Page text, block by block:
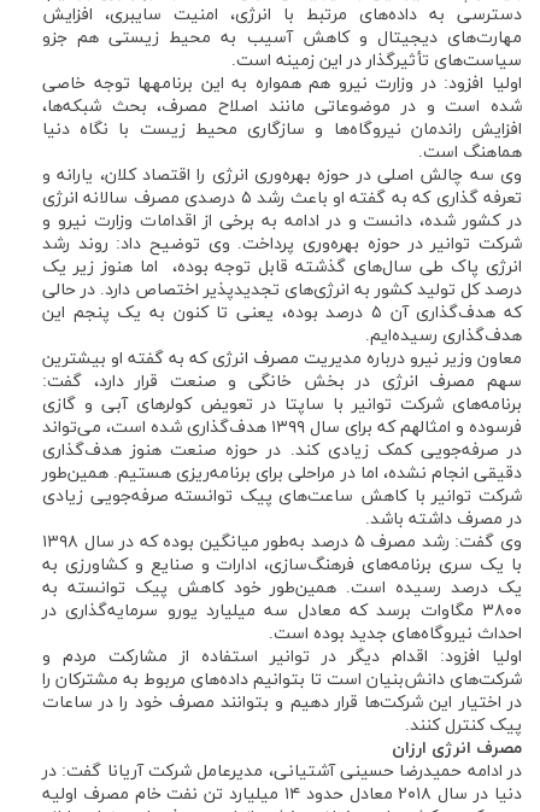
دسترسی به داده‌های مرتبط با انرژی، امنیت سایبری، افزایش
مهارت‌های دیجیتال و کاهش آسیب به محیط زیستی هم جزو
سیاست‌های تأثیرگذار در این زمینه است.
اولیا افزود: در وزارت نیرو هم همواره به این برنامه‎ها توجه خاصی
شده است و در موضوعاتی مانند اصلاح مصرف، بحث شبکه‌ها،
افزایش راندمان نیروگاه‌ها و سازگاری محیط زیست با نگاه دنیا
هماهنگ است.
وی سه چالش اصلی در حوزه بهره‌وری انرژی را اقتصاد کلان، یارانه و
تعرفه گذاری که به گفته او باعث رشد ۵ درصدی مصرف سالانه انرژی
در کشور شده، دانست و در ادامه به برخی از اقدامات وزارت نیرو و
شرکت توانیر در حوزه بهره‌وری پرداخت. وی توضیح داد: روند رشد
انرژی پاک طی سال‌های گذشته قابل توجه بوده، اما هنوز زیر یک
درصد کل تولید کشور به انرژی‌های تجدیدپذیر اختصاص دارد. در حالی
که هدف‌گذاری آن ۵ درصد بوده، یعنی تا کنون به یک پنجم این
هدف‌گذاری رسیده‌ایم.
معاون وزیر نیرو درباره مدیریت مصرف انرژی که به گفته او بیشترین
سهم مصرف انرژی در بخش خانگی و صنعت قرار دارد، گفت:
برنامه‌های شرکت توانیر با ساپتا در تعویض کولرهای آبی و گازی
فرسوده و امثالهم که برای سال ۱۳۹۹ هدف‌گذاری شده است، می‌تواند
در صرفه‌جویی کمک زیادی کند. در حوزه صنعت هنوز هدف‌گذاری
دقیقی انجام نشده، اما در مراحلی برای برنامه‌ریزی هستیم. همین‌طور
شرکت توانیر با کاهش ساعت‌های پیک توانسته‌ صرفه‌جویی زیادی
در مصرف داشته باشد.
وی گفت: رشد مصرف ۵ درصد به‌طور میانگین بوده که در سال ۱۳۹۸
با یک سری برنامه‌های فرهنگ‌سازی، ادارات و صنایع و کشاورزی به
یک درصد رسیده است. همین‌طور خود کاهش پیک توانسته به
۳۸۰۰ مگاوات برسد که معادل سه میلیارد یورو سرمایه‌گذاری در
احداث نیروگاه‌های جدید بوده است.
اولیا افزود: اقدام دیگر در توانیر استفاده از مشارکت مردم و
شرکت‌های دانش‌بنیان است تا بتوانیم داده‌های مربوط به مشترکان را
در اختیار این شرکت‌ها قرار دهیم و بتوانند مصرف خود را در ساعات
پیک کنترل کنند.
مصرف انرژی ارزان
در ادامه حمیدرضا حسینی آشتیانی، مدیرعامل شرکت آریانا گفت: در
دنیا در سال ۲۰۱۸ معادل حدود ۱۴ میلیارد تن نفت خام مصرف اولیه